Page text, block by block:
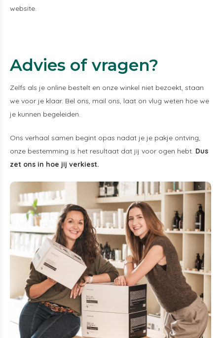
website.
Advies of vragen?
Zelfs als je online bestelt en onze winkel niet bezoekt, staan
we voor je klaar. Bel ons, mail ons, laat on vlug weten hoe we
je kunnen begeleiden.
Ons verhaal samen begint opas nadat je je pakje ontving,
onze bestemming is het resultaat dat jij voor ogen hebt. Dus
zet ons in hoe jij verkiest.